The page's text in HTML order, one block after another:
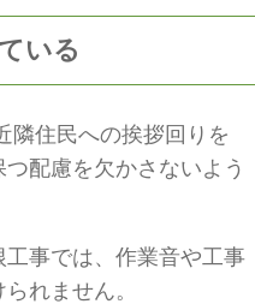
いる
隣住民への挨拶回りを
配慮を欠かさないよう
事では、作業音や工事
れません。